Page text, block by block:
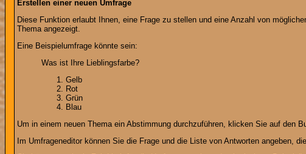
Erstellen einer neuen Umfrage
Diese Funktion erlaubt Ihnen, eine Frage zu stellen und eine Anzahl von
Thema angezeigt.
Eine Beispielumfrage könnte sein:
Was ist Ihre Lieblingsfarbe?
Gelb
Rot
Grün
Blau
Um in einem neuen Thema ein Abstimmung durchzuführen, klicken Sie auf den
Im Umfrageneditor können Sie die Frage und die Liste von Antworten angeben,